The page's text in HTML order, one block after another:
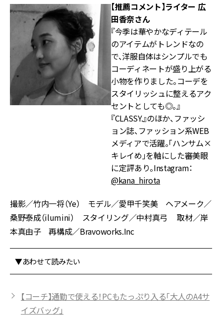
【推薦コメント】ライター 広
田香奈さん
『今季は華やかなディテール
のアイテムがトレンドなの
で、洋服自体はシンプルでも
コーディネートが盛り上がる
小物を作りました。コーデを
スタイリッシュに整えるアク
セントとしても◎。』
『CLASSY.』のほか、ファッシ
ョン誌、ファッション系WEB
メディアで活躍。「ハンサム×
キレイめ」を軸にした審美眼
に定評あり。Instagram：
@kana_hirota
撮影／竹内一将（Ye） モデル／愛甲千笑美 ヘアメーク／
桑野泰成（ilumini） スタイリング／中村真弓 取材／岸
本真由子 再構成／Bravoworks.Inc
▼あわせて読みたい
【コーチ】通勤で使える！PCもたっぷり入る「大人のA4サ
イズバッグ」